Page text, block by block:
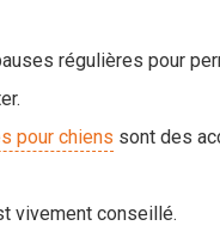
régulières pour
pour chiens sont des
vivement conseillé.